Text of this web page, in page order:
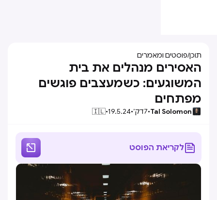
תוכן/פוסטים ומאמרים
האסירים מנהלים את בית
המשוגעים: כשמעצבים פוגשים
מפתחים
Tal Solomon
•
7דק׳•
19.5.24
•
🇮🇱
לקריאת הפוסט 